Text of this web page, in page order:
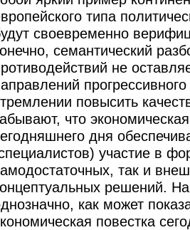
типа
своевременно
семантический
не
повысить
что
дня
участие в
так и
решений.
как может
повестка